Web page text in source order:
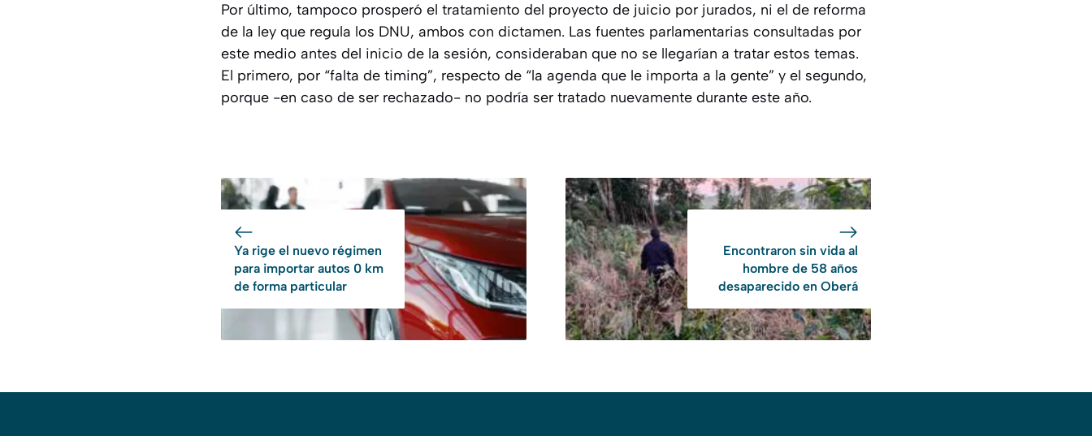
Por último, tampoco prosperó el tratamiento del proyecto de juicio por jurados, ni el de reforma
de la ley que regula los DNU, ambos con dictamen. Las fuentes parlamentarias consultadas por
este medio antes del inicio de la sesión, consideraban que no se llegarían a tratar estos temas.
El primero, por “falta de timing”, respecto de “la agenda que le importa a la gente” y el segundo,
porque -en caso de ser rechazado- no podría ser tratado nuevamente durante este año.
Ya rige el nuevo régimen
para importar autos 0 km
de forma particular
Encontraron sin vida al
hombre de 58 años
desaparecido en Oberá